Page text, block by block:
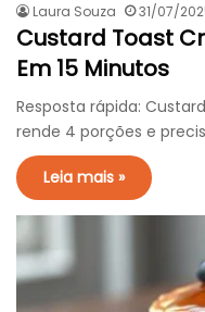
Laura Souza 31/07/
Custard Toast
Em 15 Minutos
Resposta rápida:
rende 4 porções e
Leia mais »